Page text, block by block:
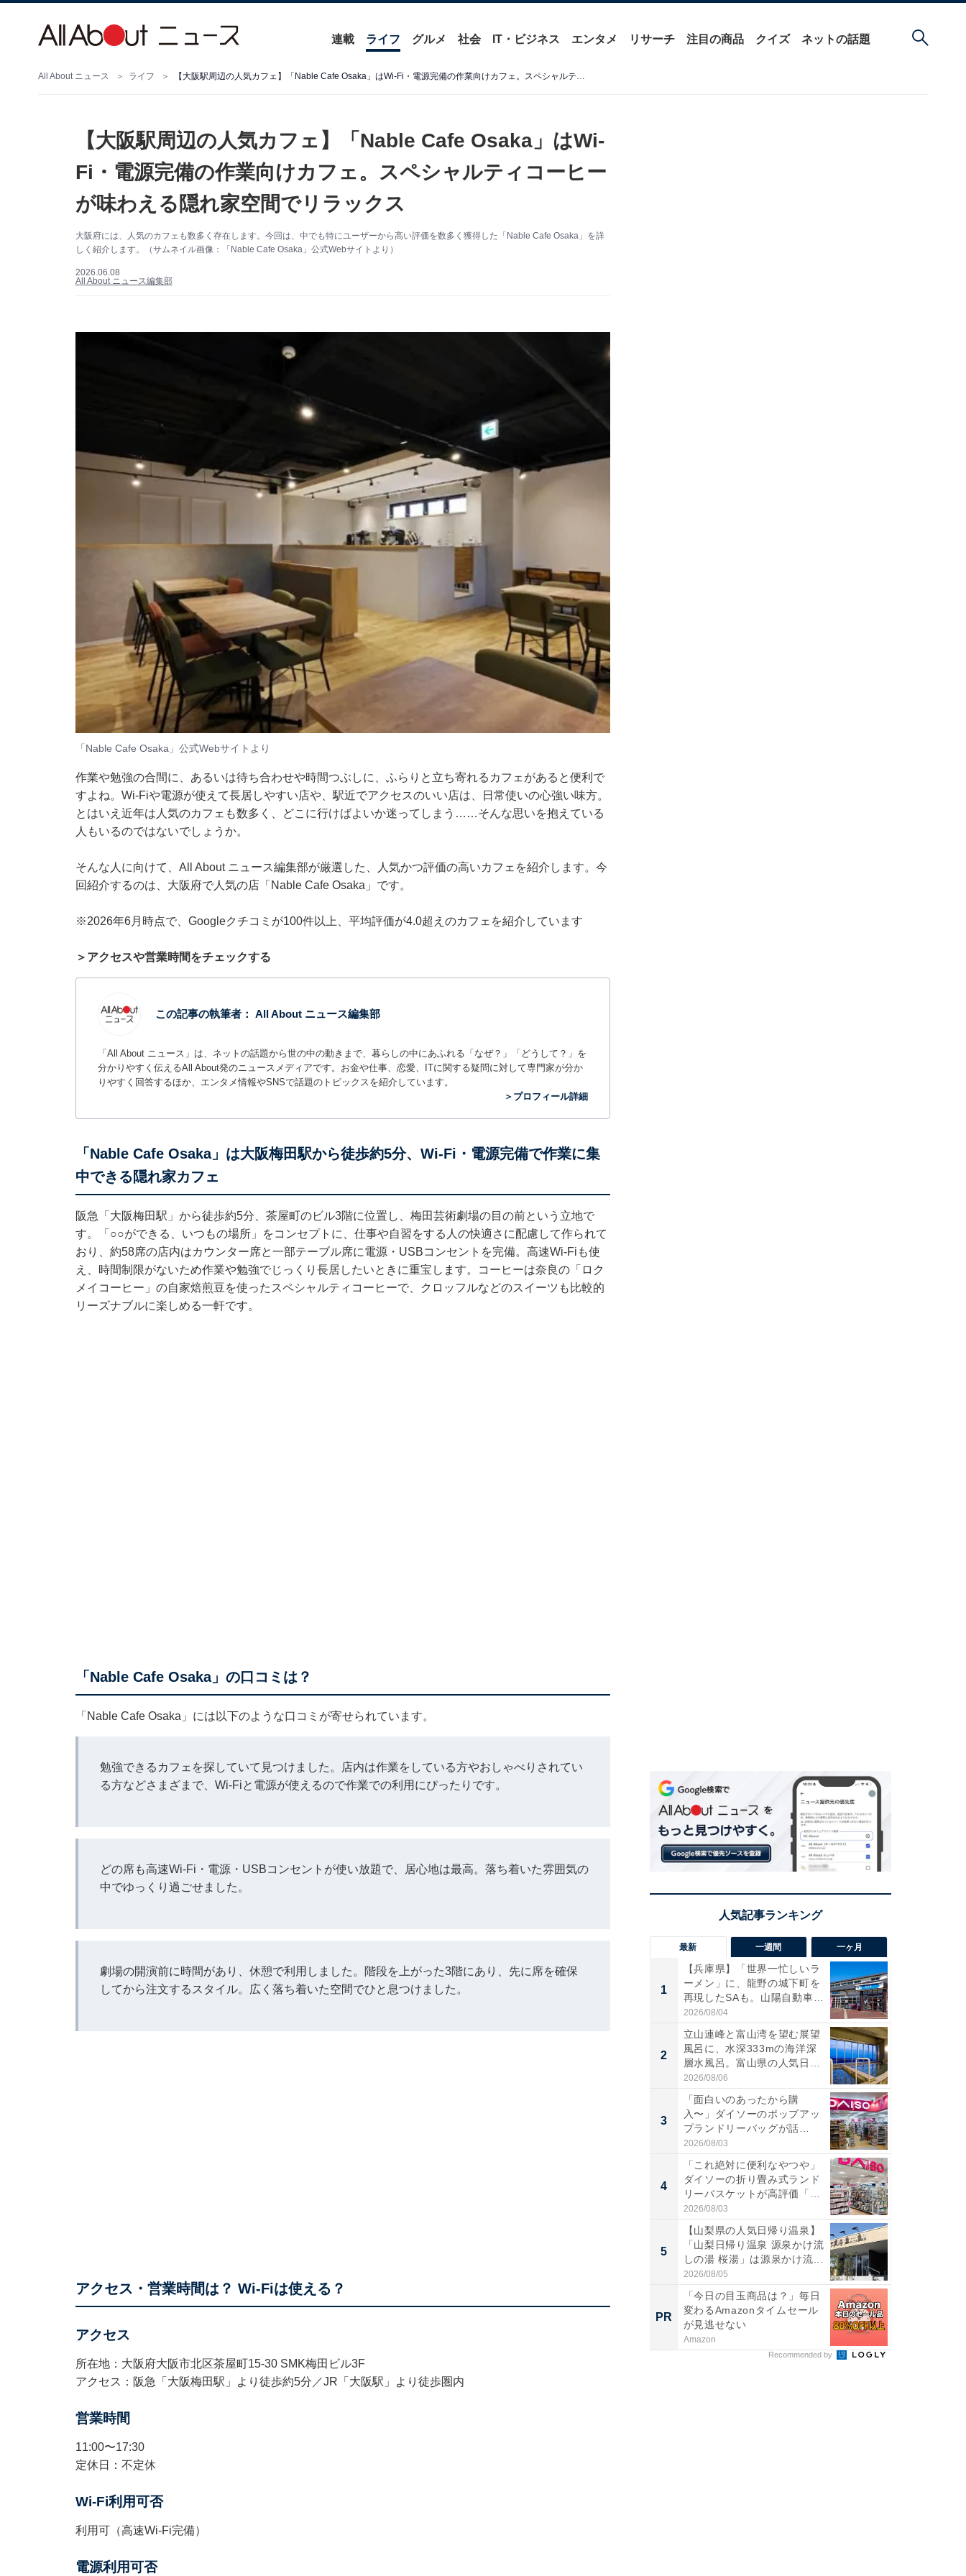
連載 ライフ グルメ 社会 IT・ビジネス エンタメ リサーチ 注目の商品 クイズ ネットの話題
All About ニュース ライフ 【大阪駅周辺の人気カフェ】「Nable Cafe Osaka」はWi-Fi・電源完備の作業向けカフェ。スペシャルティコーヒーが味わえる隠れ家空間でリラックス
【大阪駅周辺の人気カフェ】「Nable Cafe Osaka」はWi-
Fi・電源完備の作業向けカフェ。スペシャルティコーヒー
が味わえる隠れ家空間でリラックス
大阪府には、人気のカフェも数多く存在します。今回は、中でも特にユーザーから高い評価を数多く獲得した「Nable Cafe Osaka」を詳
しく紹介します。（サムネイル画像：「Nable Cafe Osaka」公式Webサイトより）
2026.06.08
All About ニュース編集部
「Nable Cafe Osaka」公式Webサイトより
作業や勉強の合間に、あるいは待ち合わせや時間つぶしに、ふらりと立ち寄れるカフェがあると便利で
すよね。Wi-Fiや電源が使えて長居しやすい店や、駅近でアクセスのいい店は、日常使いの心強い味方。
とはいえ近年は人気のカフェも数多く、どこに行けばよいか迷ってしまう……そんな思いを抱えている
人もいるのではないでしょうか。
そんな人に向けて、All About ニュース編集部が厳選した、人気かつ評価の高いカフェを紹介します。今
回紹介するのは、大阪府で人気の店「Nable Cafe Osaka」です。
※2026年6月時点で、Googleクチコミが100件以上、平均評価が4.0超えのカフェを紹介しています
＞アクセスや営業時間をチェックする
この記事の執筆者： All About ニュース編集部
「All About ニュース」は、ネットの話題から世の中の動きまで、暮らしの中にあふれる「なぜ？」「どうして？」を
分かりやすく伝えるAll About発のニュースメディアです。お金や仕事、恋愛、ITに関する疑問に対して専門家が分か
りやすく回答するほか、エンタメ情報やSNSで話題のトピックスを紹介しています。
＞プロフィール詳細
「Nable Cafe Osaka」は大阪梅田駅から徒歩約5分、Wi-Fi・電源完備で作業に集
中できる隠れ家カフェ
阪急「大阪梅田駅」から徒歩約5分、茶屋町のビル3階に位置し、梅田芸術劇場の目の前という立地で
す。「○○ができる、いつもの場所」をコンセプトに、仕事や自習をする人の快適さに配慮して作られて
おり、約58席の店内はカウンター席と一部テーブル席に電源・USBコンセントを完備。高速Wi-Fiも使
え、時間制限がないため作業や勉強でじっくり長居したいときに重宝します。コーヒーは奈良の「ロク
メイコーヒー」の自家焙煎豆を使ったスペシャルティコーヒーで、クロッフルなどのスイーツも比較的
リーズナブルに楽しめる一軒です。
「Nable Cafe Osaka」の口コミは？
「Nable Cafe Osaka」には以下のような口コミが寄せられています。
勉強できるカフェを探していて見つけました。店内は作業をしている方やおしゃべりされてい
る方などさまざまで、Wi-Fiと電源が使えるので作業での利用にぴったりです。
どの席も高速Wi-Fi・電源・USBコンセントが使い放題で、居心地は最高。落ち着いた雰囲気の
中でゆっくり過ごせました。
劇場の開演前に時間があり、休憩で利用しました。階段を上がった3階にあり、先に席を確保
してから注文するスタイル。広く落ち着いた空間でひと息つけました。
アクセス・営業時間は？ Wi-Fiは使える？
アクセス
所在地：大阪府大阪市北区茶屋町15-30 SMK梅田ビル3F
アクセス：阪急「大阪梅田駅」より徒歩約5分／JR「大阪駅」より徒歩圏内
営業時間
11:00〜17:30
定休日：不定休
Wi-Fi利用可否
利用可（高速Wi-Fi完備）
電源利用可否
最新 一週間 一ヶ月
1
【兵庫県】「世界一忙しいラ
ーメン」に、龍野の城下町を
再現したSAも。山陽自動車
道...
2026/08/04
2
立山連峰と富山湾を望む展望
風呂に、水深333mの海洋深
層水風呂。富山県の人気日
帰...
2026/08/06
3
「面白いのあったから購
入〜」ダイソーのポップアッ
プランドリーバッグが話
題。“さま...
2026/08/03
4
「これ絶対に便利なやつや」
ダイソーの折り畳み式ランド
リーバスケットが高評価「使
わ...
2026/08/03
5
【山梨県の人気日帰り温泉】
「山梨日帰り温泉 源泉かけ流
しの湯 桜湯」は源泉かけ流...
2026/08/05
PR
「今日の目玉商品は？」毎日
変わるAmazonタイムセール
が見逃せない
Amazon
Recommended by